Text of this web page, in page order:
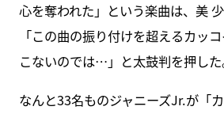
心を奪われた」という楽曲は、美
「この曲の振り付けを超えるカッ
こないのでは…」と太鼓判を押した
なんと33名ものジャニーズJr.が「